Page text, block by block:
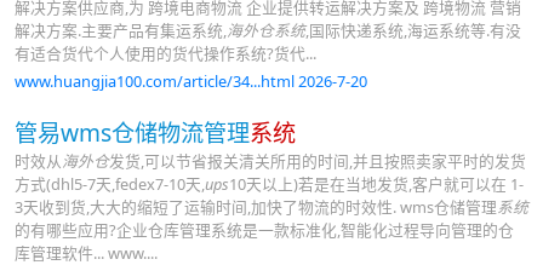
解决方案供应商,为 跨境电商物流 企业提供转运解决方案及 跨境物流 营销
解决方案.主要产品有集运系统,海外仓系统,国际快递系统,海运系统等.有没
有适合货代个人使用的货代操作系统?货代...
www.huangjia100.com/article/34...html 2026-7-20
管易wms仓储物流管理系统
时效从海外仓发货,可以节省报关清关所用的时间,并且按照卖家平时的发货
方式(dhl5-7天,fedex7-10天,ups10天以上)若是在当地发货,客户就可以在 1-
3天收到货,大大的缩短了运输时间,加快了物流的时效性. wms仓储管理系统
的有哪些应用?企业仓库管理系统是一款标准化,智能化过程导向管理的仓
库管理软件... www....